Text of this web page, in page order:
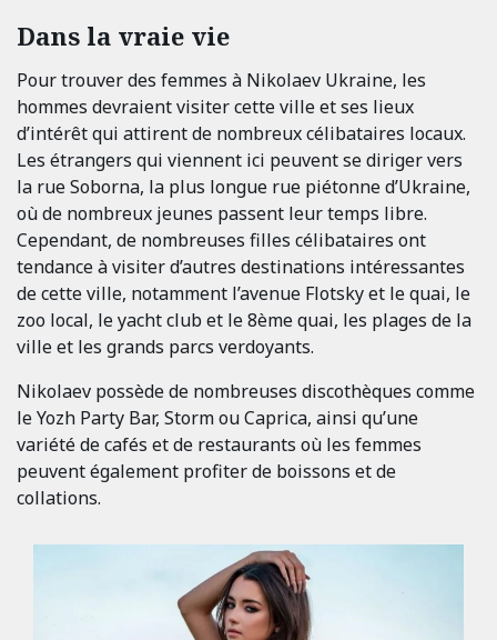
Dans la vraie vie
Pour trouver des femmes à Nikolaev Ukraine, les
hommes devraient visiter cette ville et ses lieux
d’intérêt qui attirent de nombreux célibataires locaux.
Les étrangers qui viennent ici peuvent se diriger vers
la rue Soborna, la plus longue rue piétonne d’Ukraine,
où de nombreux jeunes passent leur temps libre.
Cependant, de nombreuses filles célibataires ont
tendance à visiter d’autres destinations intéressantes
de cette ville, notamment l’avenue Flotsky et le quai, le
zoo local, le yacht club et le 8ème quai, les plages de la
ville et les grands parcs verdoyants.
Nikolaev possède de nombreuses discothèques comme
le Yozh Party Bar, Storm ou Caprica, ainsi qu’une
variété de cafés et de restaurants où les femmes
peuvent également profiter de boissons et de
collations.